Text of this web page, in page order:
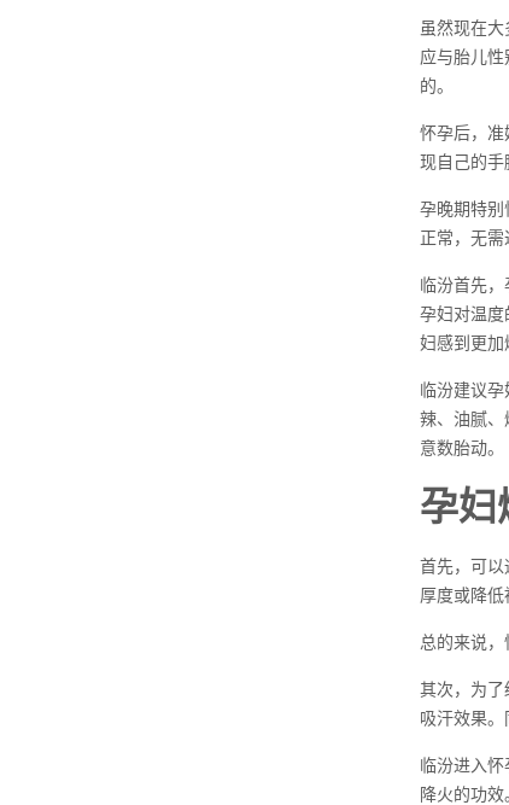
虽然现在
应与胎儿
的。
怀孕后，准
现自己的手
孕晚期特别
正常，无
临汾首先
孕妇对温度
妇感到更加
临汾建议
辣、油腻、
意数胎动。
孕妇
首先，可以
厚度或降
总的来说
其次，为了
吸汗效果
临汾进入
降火的功